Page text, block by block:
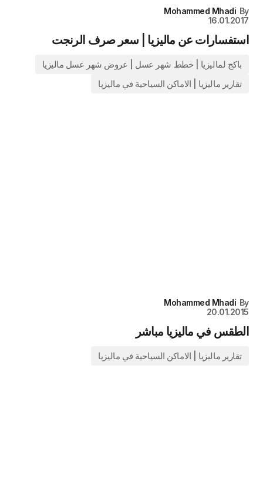
By
Mohammed Mhadi
16.01.2017
استفسارات عن ماليزيا | سعر صرف الرنجت
باكج لماليزيا | خطط شهر عسل | عروض شهر عسل ماليزيا
تقارير ماليزيا | الاماكن السياحية في ماليزيا
By
Mohammed Mhadi
20.01.2015
الطقس في ماليزيا مباشر
تقارير ماليزيا | الاماكن السياحية في ماليزيا